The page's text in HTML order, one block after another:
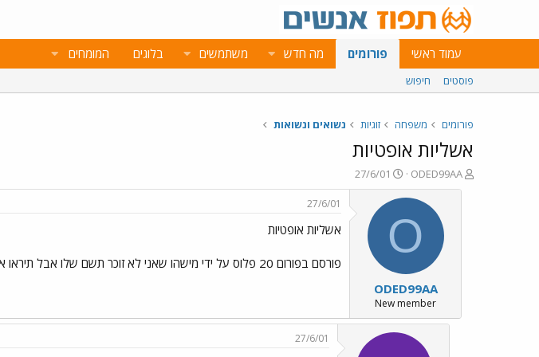
עמוד ראשי פורומים מה חדש משתמשים בלוגים המומחים
פוסטים חיפוש
פורומים משפחה זוגיות נשואים ונשואות
אשליות אופטיות
פ
ו
ODED99AA
פ
ו
ר
ם
ב
א
ר
י
ך
27/6/01
O
ODED99AA
New member
27/6/01
אשליות אופטיות
פורסם בפורום 20 פלוס על ידי מישהו שאני לא זוכר תשם שלו אבל תיראו את זה זה מהמם
27/6/01